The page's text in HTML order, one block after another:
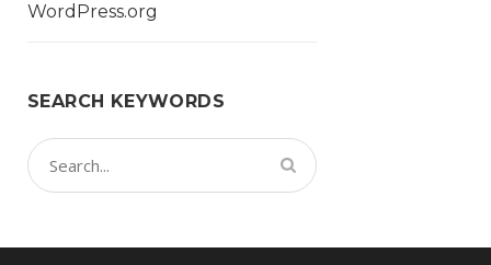
WordPress.org
SEARCH KEYWORDS